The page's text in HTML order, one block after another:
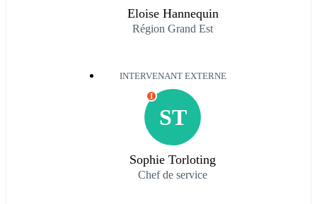
Eloise Hannequin
Région Grand Est
INTERVENANT EXTERNE
ST
I
Sophie Torloting
Chef de service